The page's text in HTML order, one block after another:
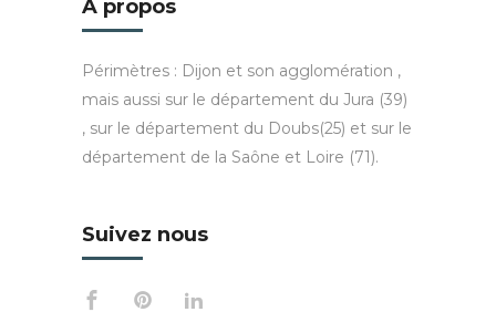
A propos
Périmètres : Dijon et son agglomération ,
mais aussi sur le département du Jura (39)
, sur le département du Doubs(25) et sur le
département de la Saône et Loire (71).
Suivez nous